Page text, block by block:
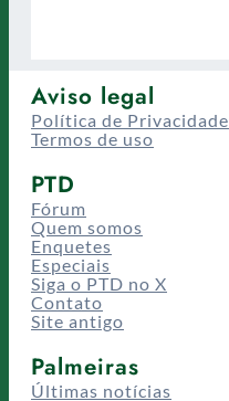
Aviso legal
Política de Privacidade
Termos de uso
PTD
Fórum
Quem somos
Enquetes
Especiais
Siga o PTD no X
Contato
Site antigo
Palmeiras
Últimas notícias